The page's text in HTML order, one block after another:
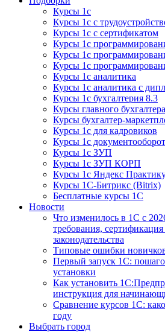
Курсы 1с
Курсы 1с с
Курсы 1с с сертификатом
Курсы 1с
Курсы 1с
Курсы 1с
Курсы 1с аналитика
Курсы 1с аналитика с
Курсы 1с бухгалтерия 8.3
Курсы главного бухгалтера
Курсы бухгалтер-
Курсы 1с для кадровиков
Курсы 1с документооборот
Курсы 1с ЗУП
Курсы 1с ЗУП КОРП
Курсы 1с Яндекс
Курсы 1С-Битрикс (Bitrix)
Бесплатные курсы 1С
Новости
Что изменилось в 1С с
требования,
законодательства
Типовые ошибки
Первый запуск 1С:
установки
Как установить
инструкция для
Сравнение курсов 1С:
году
Выбрать город